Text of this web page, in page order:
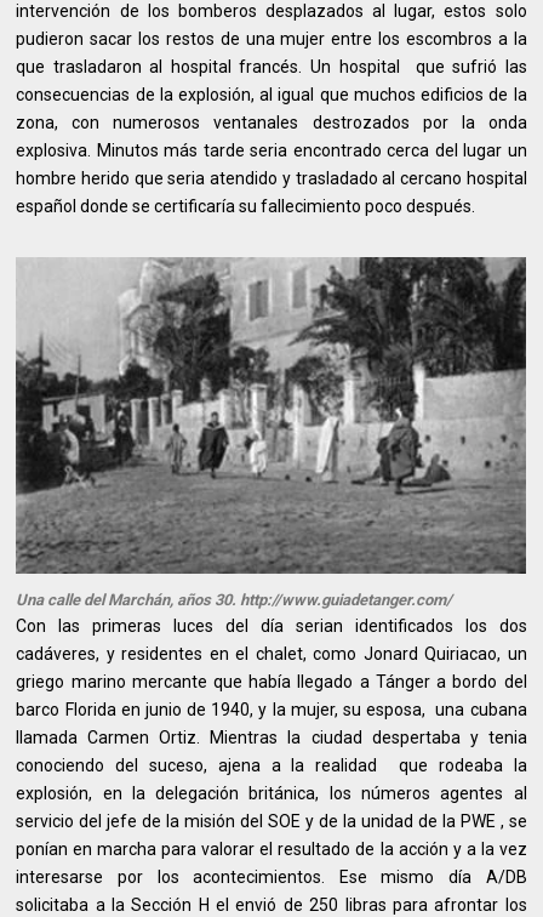
intervención de los bomberos desplazados al lugar, estos solo
pudieron sacar los restos de una mujer entre los escombros a la
que trasladaron al hospital francés. Un hospital que sufrió las
consecuencias de la explosión, al igual que muchos edificios de la
zona, con numerosos ventanales destrozados por la onda
explosiva. Minutos más tarde seria encontrado cerca del lugar un
hombre herido que seria atendido y trasladado al cercano hospital
español donde se certificaría su fallecimiento poco después.
Una calle del Marchán, años 30. http://www.guiadetanger.com/
Con las primeras luces del día serian identificados los dos
cadáveres, y residentes en el chalet, como Jonard Quiriacao, un
griego marino mercante que había llegado a Tánger a bordo del
barco Florida en junio de 1940, y la mujer, su esposa, una cubana
llamada Carmen Ortiz. Mientras la ciudad despertaba y tenia
conociendo del suceso, ajena a la realidad que rodeaba la
explosión, en la delegación británica, los números agentes al
servicio del jefe de la misión del SOE y de la unidad de la PWE , se
ponían en marcha para valorar el resultado de la acción y a la vez
interesarse por los acontecimientos. Ese mismo día A/DB
solicitaba a la Sección H el envió de 250 libras para afrontar los